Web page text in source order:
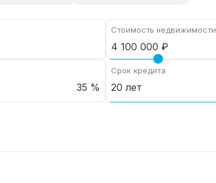
Стоимость недвижимости
35 %
Срок кредита